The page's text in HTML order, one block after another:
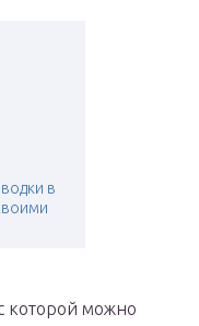
в
которой можно